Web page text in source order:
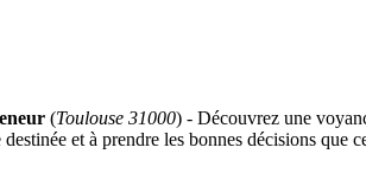
(Toulouse 31000) - Découvrez une
et à prendre les bonnes décisions que